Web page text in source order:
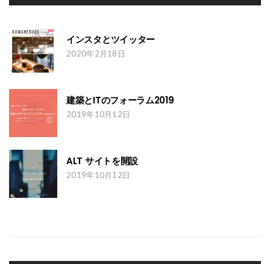
インスタとツイッター
2020年2月18日
建築とITのフォーラム2019
2019年10月12日
ALT サイトを開設
2019年10月12日